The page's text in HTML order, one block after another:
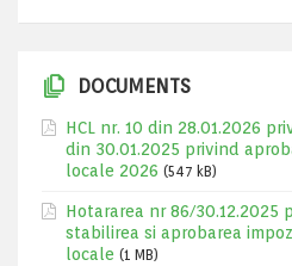
DOCUMENTS
HCL nr. 10 din 28.01.2026
din 30.01.2025 privind
locale 2026 (547 kB)
Hotararea nr 86/30.12.2025
stabilirea si aprobarea
locale (1 MB)